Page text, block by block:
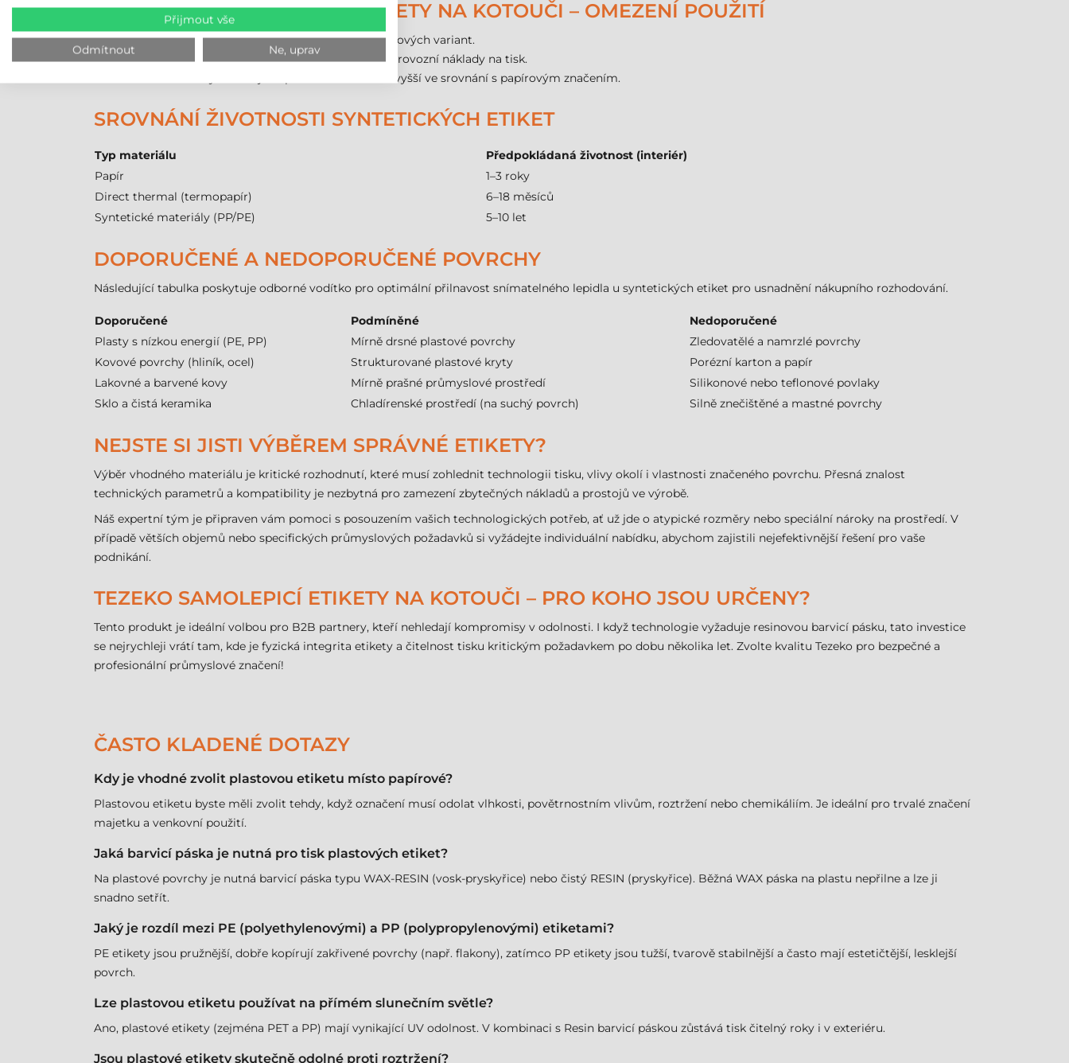
SYNTETICKÉ SAMOLEPICÍ ETIKETY NA KOTOUČI – OMEZENÍ POUŽITÍ
Pořizovací cena PP materiálu je vyšší než u papírových variant.
Nutnost použít resinovou barvicí pásku zvyšuje provozní náklady na tisk.
Celkové náklady na tisk jsou přibližně o 20–30 % vyšší ve srovnání s papírovým značením.
SROVNÁNÍ ŽIVOTNOSTI SYNTETICKÝCH ETIKET
Typ materiálu
Předpokládaná životnost (interiér)
Papír
1–3 roky
Direct thermal (termopapír)
6–18 měsíců
Syntetické materiály (PP/PE)
5–10 let
DOPORUČENÉ A NEDOPORUČENÉ POVRCHY
Následující tabulka poskytuje odborné vodítko pro optimální přilnavost snímatelného lepidla u syntetických etiket pro usnadnění nákupního rozhodování.
Doporučené Podmíněné
Nedoporučené
Plasty s nízkou energií (PE, PP)
Mírně drsné plastové povrchy
Zledovatělé a namrzlé povrchy
Kovové povrchy (hliník, ocel)
Strukturované plastové kryty
Porézní karton a papír
Lakovné a barvené kovy
Mírně prašné průmyslové prostředí
Silikonové nebo teflonové povlaky
Sklo a čistá keramika
Chladírenské prostředí (na suchý povrch) Silně znečištěné a mastné povrchy
NEJSTE SI JISTI VÝBĚREM SPRÁVNÉ ETIKETY?
Výběr vhodného materiálu je kritické rozhodnutí, které musí zohlednit technologii tisku, vlivy okolí i vlastnosti značeného povrchu. Přesná znalost
technických parametrů a kompatibility je nezbytná pro zamezení zbytečných nákladů a prostojů ve výrobě.
Náš expertní tým je připraven vám pomoci s posouzením vašich technologických potřeb, ať už jde o atypické rozměry nebo speciální nároky na prostředí. V
případě větších objemů nebo specifických průmyslových požadavků si vyžádejte individuální nabídku, abychom zajistili nejefektivnější řešení pro vaše
podnikání.
TEZEKO SAMOLEPICÍ ETIKETY NA KOTOUČI – PRO KOHO JSOU URČENY?
Tento produkt je ideální volbou pro B2B partnery, kteří nehledají kompromisy v odolnosti. I když technologie vyžaduje resinovou barvicí pásku, tato investice
se nejrychleji vrátí tam, kde je fyzická integrita etikety a čitelnost tisku kritickým požadavkem po dobu několika let. Zvolte kvalitu Tezeko pro bezpečné a
profesionální průmyslové značení!
ČASTO KLADENÉ DOTAZY
Kdy je vhodné zvolit plastovou etiketu místo papírové?
Plastovou etiketu byste měli zvolit tehdy, když označení musí odolat vlhkosti, povětrnostním vlivům, roztržení nebo chemikáliím. Je ideální pro trvalé značení
majetku a venkovní použití.
Jaká barvicí páska je nutná pro tisk plastových etiket?
Na plastové povrchy je nutná barvicí páska typu WAX-RESIN (vosk-pryskyřice) nebo čistý RESIN (pryskyřice). Běžná WAX páska na plastu nepřilne a lze ji
snadno setřít.
Jaký je rozdíl mezi PE (polyethylenovými) a PP (polypropylenovými) etiketami?
PE etikety jsou pružnější, dobře kopírují zakřivené povrchy (např. flakony), zatímco PP etikety jsou tužší, tvarově stabilnější a často mají estetičtější, lesklejší
povrch.
Lze plastovou etiketu používat na přímém slunečním světle?
Ano, plastové etikety (zejména PET a PP) mají vynikající UV odolnost. V kombinaci s Resin barvicí páskou zůstává tisk čitelný roky i v exteriéru.
Jsou plastové etikety skutečně odolné proti roztržení?
Přijmout vše
Odmítnout Ne, uprav